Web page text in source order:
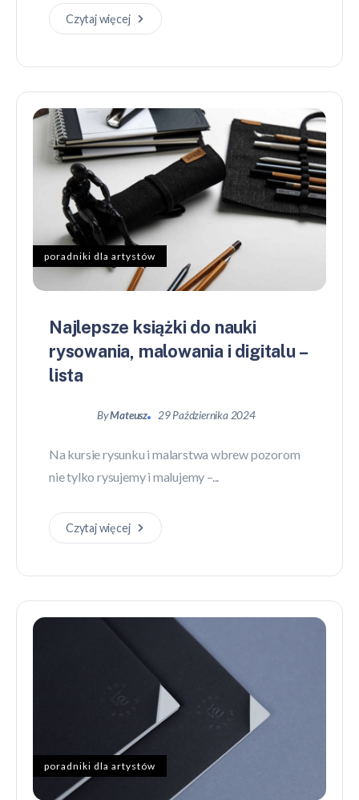
Czytaj więcej
poradniki dla artystów
Najlepsze książki do nauki
rysowania, malowania i digitalu –
lista
ByMateusz 29 Października 2024
Na kursie rysunku i malarstwa wbrew pozorom
nie tylko rysujemy i malujemy –...
Czytaj więcej
poradniki dla artystów